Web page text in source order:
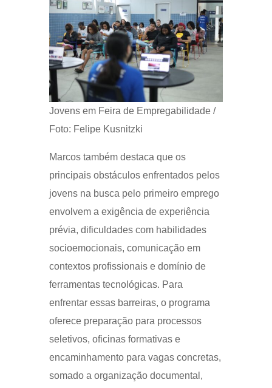
Jovens em Feira de Empregabilidade /
Foto: Felipe Kusnitzki
Marcos também destaca que os
principais obstáculos enfrentados pelos
jovens na busca pelo primeiro emprego
envolvem a exigência de experiência
prévia, dificuldades com habilidades
socioemocionais, comunicação em
contextos profissionais e domínio de
ferramentas tecnológicas. Para
enfrentar essas barreiras, o programa
oferece preparação para processos
seletivos, oficinas formativas e
encaminhamento para vagas concretas,
somado a organização documental,